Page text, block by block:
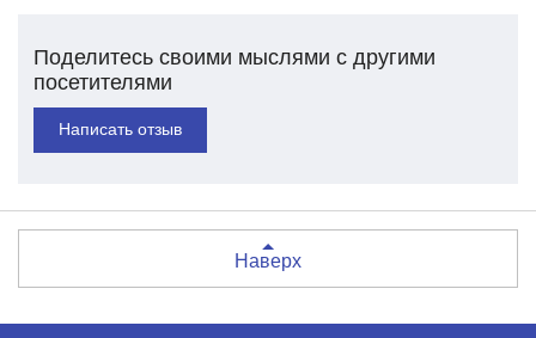
Поделитесь своими мыслями с другими
посетителями
Написать отзыв
Наверх